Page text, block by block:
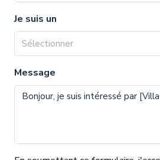
Je suis un
Sélectionner
Message